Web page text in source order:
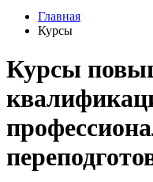
Главная
Курсы
Курсы